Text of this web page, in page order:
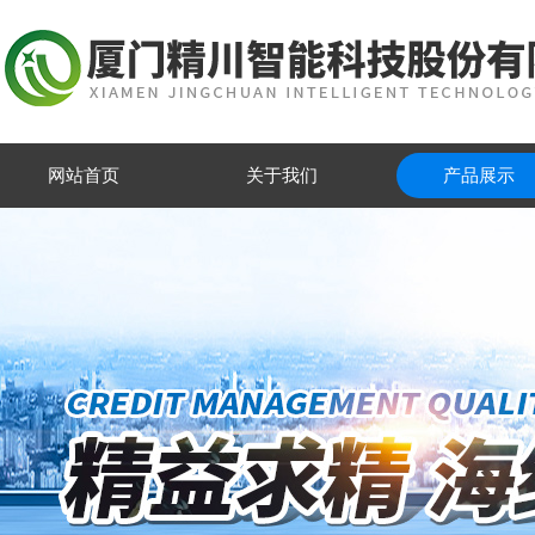
网站首页 关于我们 产品展示